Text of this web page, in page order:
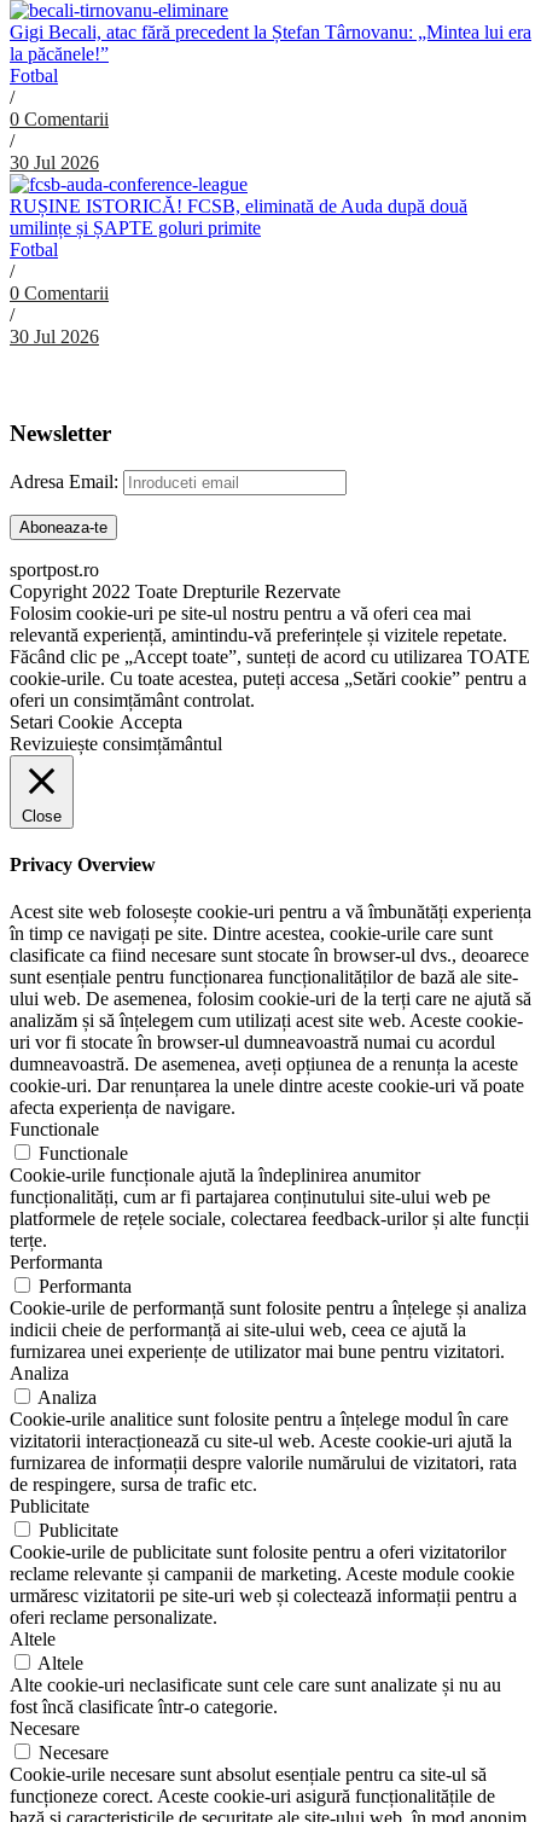
Gigi Becali, atac fără precedent la Ștefan Târnovanu: „Mintea lui era
la păcănele!”
Fotbal
/
0 Comentarii
/
30 Jul 2026
RUȘINE ISTORICĂ! FCSB, eliminată de Auda după două
umilințe și ȘAPTE goluri primite
Fotbal
/
0 Comentarii
/
30 Jul 2026
Newsletter
Adresa Email:
sportpost.ro
Copyright 2022 Toate Drepturile Rezervate
Folosim cookie-uri pe site-ul nostru pentru a vă oferi cea mai
relevantă experiență, amintindu-vă preferințele și vizitele repetate.
Făcând clic pe „Accept toate”, sunteți de acord cu utilizarea TOATE
cookie-urile. Cu toate acestea, puteți accesa „Setări cookie” pentru a
oferi un consimțământ controlat.
Setari Cookie Accepta
Revizuiește consimțământul
Close
Privacy Overview
Acest site web folosește cookie-uri pentru a vă îmbunătăți experiența
în timp ce navigați pe site. Dintre acestea, cookie-urile care sunt
clasificate ca fiind necesare sunt stocate în browser-ul dvs., deoarece
sunt esențiale pentru funcționarea funcționalităților de bază ale site-
ului web. De asemenea, folosim cookie-uri de la terți care ne ajută să
analizăm și să înțelegem cum utilizați acest site web. Aceste cookie-
uri vor fi stocate în browser-ul dumneavoastră numai cu acordul
dumneavoastră. De asemenea, aveți opțiunea de a renunța la aceste
cookie-uri. Dar renunțarea la unele dintre aceste cookie-uri vă poate
afecta experiența de navigare.
Functionale
Functionale
Cookie-urile funcționale ajută la îndeplinirea anumitor
funcționalități, cum ar fi partajarea conținutului site-ului web pe
platformele de rețele sociale, colectarea feedback-urilor și alte funcții
terțe.
Performanta
Performanta
Cookie-urile de performanță sunt folosite pentru a înțelege și analiza
indicii cheie de performanță ai site-ului web, ceea ce ajută la
furnizarea unei experiențe de utilizator mai bune pentru vizitatori.
Analiza
Analiza
Cookie-urile analitice sunt folosite pentru a înțelege modul în care
vizitatorii interacționează cu site-ul web. Aceste cookie-uri ajută la
furnizarea de informații despre valorile numărului de vizitatori, rata
de respingere, sursa de trafic etc.
Publicitate
Publicitate
Cookie-urile de publicitate sunt folosite pentru a oferi vizitatorilor
reclame relevante și campanii de marketing. Aceste module cookie
urmăresc vizitatorii pe site-uri web și colectează informații pentru a
oferi reclame personalizate.
Altele
Altele
Alte cookie-uri neclasificate sunt cele care sunt analizate și nu au
fost încă clasificate într-o categorie.
Necesare
Necesare
Cookie-urile necesare sunt absolut esențiale pentru ca site-ul să
funcționeze corect. Aceste cookie-uri asigură funcționalitățile de